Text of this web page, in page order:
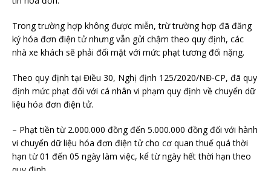
Trong trường hợp không được miễn, trừ trường hợp đã đăng
ký hóa đơn điện tử nhưng vẫn gửi chậm theo quy định, các
nhà xe khách sẽ phải đối mặt với mức phạt tương đối nặng.
Theo quy định tại Điều 30, Nghị định 125/2020/NĐ-CP, đã quy
định mức phạt đối với cá nhân vi phạm quy định về chuyển dữ
liệu hóa đơn điện tử.
– Phạt tiền từ 2.000.000 đồng đến 5.000.000 đồng đối với hành
vi chuyển dữ liệu hóa đơn điện tử cho cơ quan thuế quá thời
hạn từ 01 đến 05 ngày làm việc, kể từ ngày hết thời hạn theo